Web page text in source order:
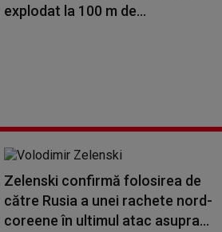
explodat la 100 m de...
Zelenski confirmă folosirea de
către Rusia a unei rachete nord-
coreene în ultimul atac asupra...